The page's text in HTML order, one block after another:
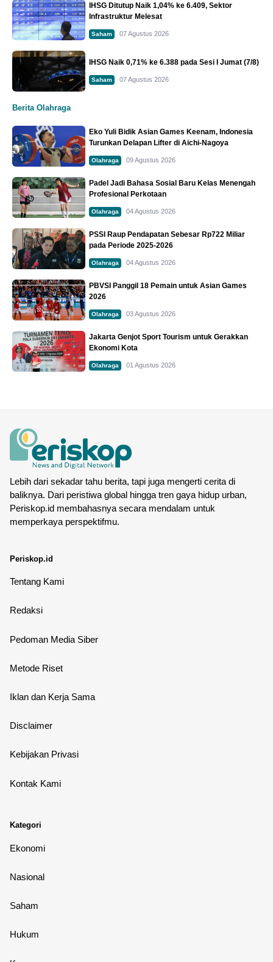
IHSG Ditutup Naik 1,04% ke 6.409, Sektor
Infrastruktur Melesat
Saham 07 Agustus 2026
IHSG Naik 0,71% ke 6.388 pada Sesi I Jumat (7/8)
Saham 07 Agustus 2026
Berita Olahraga
Eko Yuli Bidik Asian Games Keenam, Indonesia
Turunkan Delapan Lifter di Aichi-Nagoya
Olahraga 09 Agustus 2026
Padel Jadi Bahasa Sosial Baru Kelas Menengah
Profesional Perkotaan
Olahraga 04 Agustus 2026
PSSI Raup Pendapatan Sebesar Rp722 Miliar
pada Periode 2025-2026
Olahraga 04 Agustus 2026
PBVSI Panggil 18 Pemain untuk Asian Games
2026
Olahraga 03 Agustus 2026
Jakarta Genjot Sport Tourism untuk Gerakkan
Ekonomi Kota
Olahraga 01 Agustus 2026
Lebih dari sekadar tahu berita, tapi juga mengerti cerita di
baliknya. Dari peristiwa global hingga tren gaya hidup urban,
Periskop.id membahasnya secara mendalam untuk
memperkaya perspektifmu.
Periskop.id
Tentang Kami
Redaksi
Pedoman Media Siber
Metode Riset
Iklan dan Kerja Sama
Disclaimer
Kebijakan Privasi
Kontak Kami
Kategori
Ekonomi
Nasional
Saham
Hukum